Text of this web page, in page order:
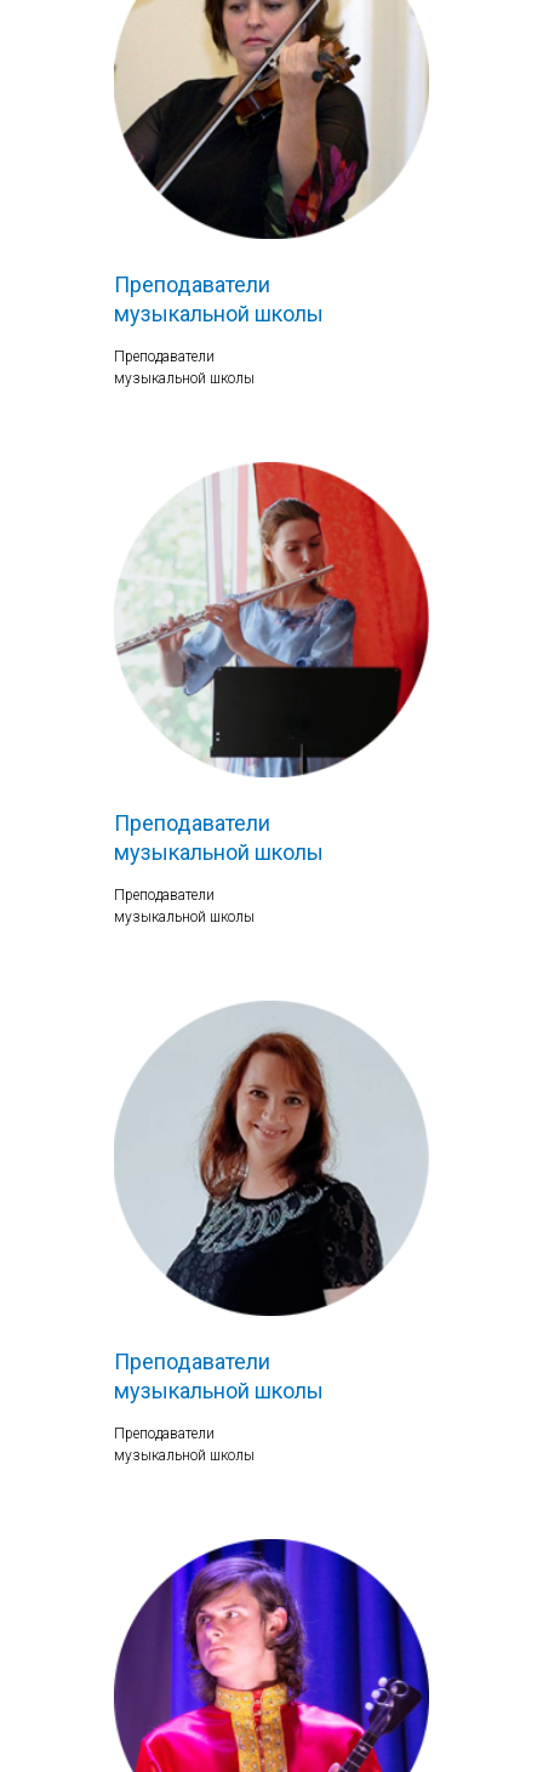
Преподаватели
музыкальной школы
Преподаватели
музыкальной школы
Преподаватели
музыкальной школы
Преподаватели
музыкальной школы
Преподаватели
музыкальной школы
Преподаватели
музыкальной школы